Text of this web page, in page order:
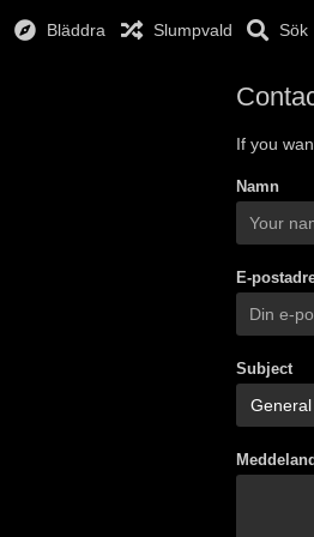
Bläddra Slumpvald Sök
If you
Namn
E-
Subject